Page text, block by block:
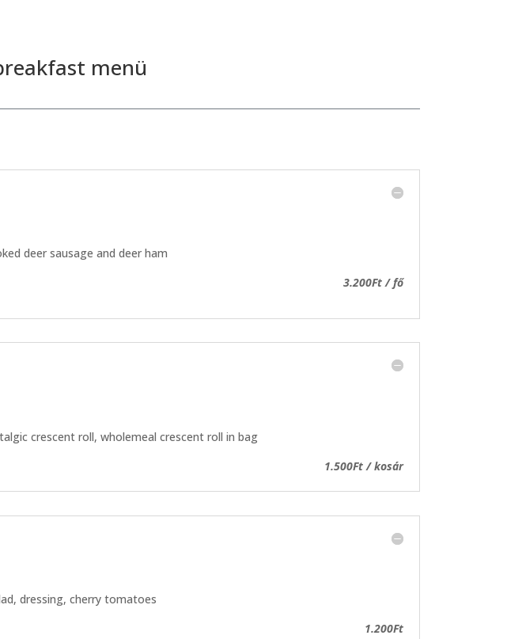
menü
deer sausage and deer ham
3.200Ft / fő
crescent roll, wholemeal crescent roll in bag
1.500Ft / kosár
dressing, cherry tomatoes
1.200Ft